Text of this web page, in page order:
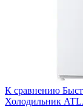
К сравнению
Холодильник